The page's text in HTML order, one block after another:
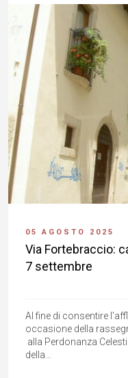
05 AGOSTO 2025
Via Fortebraccio:
7 settembre
Al fine di consentire
occasione della
alla Perdonanza
della...